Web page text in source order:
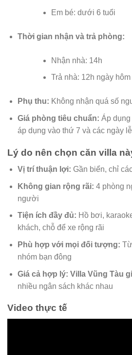
Em bé: dưới 6 tuổi
Thời gian nhận và trả phòng:
Nhận nhà: 14h
Trả nhà: 12h ngày hôm
Phụ thu: Không nhận quá số
Giá phòng tiêu chuẩn: Áp
áp dụng vào thứ 7 và các ngày
Lý do nên chọn căn villa
Vị trí thuận lợi: Gần biển, chỉ
Không gian rộng rãi: 4 phòng
người
Tiện ích đầy đủ: Hồ bơi,
khách, chỗ để xe rộng rãi
Phù hợp với mọi đối tượng:
nhóm bạn đông
Giá cả hợp lý: Villa Vũng Tàu
nhiều ngân sách khác nhau
Video thực tế